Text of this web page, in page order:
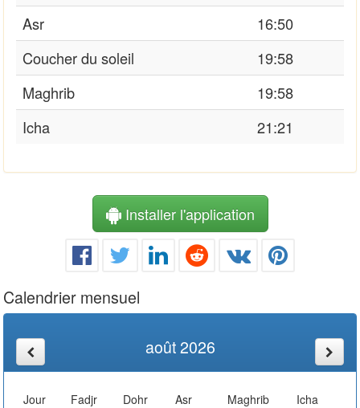
Asr
16:50
Coucher du soleil
19:58
Maghrib
19:58
Icha
21:21
Installer l'application
Calendrier mensuel
août 2026
Jour Fadjr Dohr Asr Maghrib
Icha